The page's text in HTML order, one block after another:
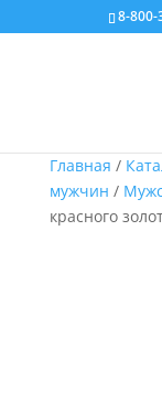
8-800-
Главная /
мужчин /
красного